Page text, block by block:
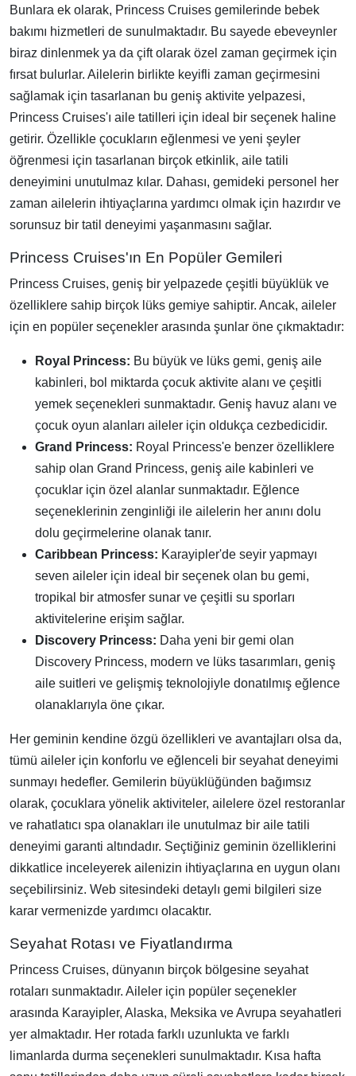
Bunlara ek olarak, Princess Cruises gemilerinde bebek
bakımı hizmetleri de sunulmaktadır. Bu sayede ebeveynler
biraz dinlenmek ya da çift olarak özel zaman geçirmek için
fırsat bulurlar. Ailelerin birlikte keyifli zaman geçirmesini
sağlamak için tasarlanan bu geniş aktivite yelpazesi,
Princess Cruises'ı aile tatilleri için ideal bir seçenek haline
getirir. Özellikle çocukların eğlenmesi ve yeni şeyler
öğrenmesi için tasarlanan birçok etkinlik, aile tatili
deneyimini unutulmaz kılar. Dahası, gemideki personel her
zaman ailelerin ihtiyaçlarına yardımcı olmak için hazırdır ve
sorunsuz bir tatil deneyimi yaşanmasını sağlar.
Princess Cruises'ın En Popüler Gemileri
Princess Cruises, geniş bir yelpazede çeşitli büyüklük ve
özelliklere sahip birçok lüks gemiye sahiptir. Ancak, aileler
için en popüler seçenekler arasında şunlar öne çıkmaktadır:
Royal Princess: Bu büyük ve lüks gemi, geniş aile
kabinleri, bol miktarda çocuk aktivite alanı ve çeşitli
yemek seçenekleri sunmaktadır. Geniş havuz alanı ve
çocuk oyun alanları aileler için oldukça cezbedicidir.
Grand Princess: Royal Princess'e benzer özelliklere
sahip olan Grand Princess, geniş aile kabinleri ve
çocuklar için özel alanlar sunmaktadır. Eğlence
seçeneklerinin zenginliği ile ailelerin her anını dolu
dolu geçirmelerine olanak tanır.
Caribbean Princess: Karayipler'de seyir yapmayı
seven aileler için ideal bir seçenek olan bu gemi,
tropikal bir atmosfer sunar ve çeşitli su sporları
aktivitelerine erişim sağlar.
Discovery Princess: Daha yeni bir gemi olan
Discovery Princess, modern ve lüks tasarımları, geniş
aile suitleri ve gelişmiş teknolojiyle donatılmış eğlence
olanaklarıyla öne çıkar.
Her geminin kendine özgü özellikleri ve avantajları olsa da,
tümü aileler için konforlu ve eğlenceli bir seyahat deneyimi
sunmayı hedefler. Gemilerin büyüklüğünden bağımsız
olarak, çocuklara yönelik aktiviteler, ailelere özel restoranlar
ve rahatlatıcı spa olanakları ile unutulmaz bir aile tatili
deneyimi garanti altındadır. Seçtiğiniz geminin özelliklerini
dikkatlice inceleyerek ailenizin ihtiyaçlarına en uygun olanı
seçebilirsiniz. Web sitesindeki detaylı gemi bilgileri size
karar vermenizde yardımcı olacaktır.
Seyahat Rotası ve Fiyatlandırma
Princess Cruises, dünyanın birçok bölgesine seyahat
rotaları sunmaktadır. Aileler için popüler seçenekler
arasında Karayipler, Alaska, Meksika ve Avrupa seyahatleri
yer almaktadır. Her rotada farklı uzunlukta ve farklı
limanlarda durma seçenekleri sunulmaktadır. Kısa hafta